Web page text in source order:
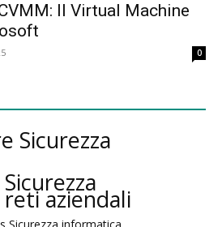
Il Virtual Machine
0
Sicurezza
aziendali